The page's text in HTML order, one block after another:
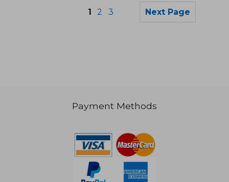
NT$ 868
1 2 3 Next Page
Payment Methods